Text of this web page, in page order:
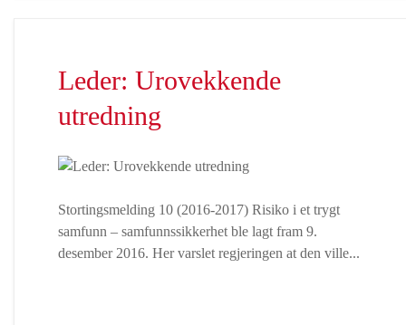
Leder: Urovekkende
utredning
Stortingsmelding 10 (2016-2017) Risiko i et trygt
samfunn – samfunnssikkerhet ble lagt fram 9.
desember 2016. Her varslet regjeringen at den ville...